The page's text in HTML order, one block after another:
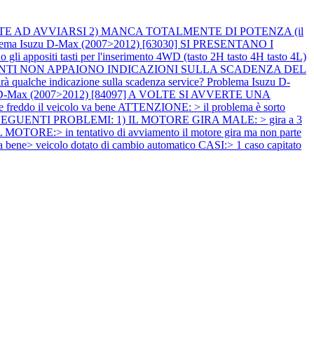
AD AVVIARSI 2) MANCA TOTALMENTE DI POTENZA (il
Isuzu D-Max (2007>2012) [63030] SI PRESENTANO I
appositi tasti per l'inserimento 4WD (tasto 2H tasto 4H tasto 4L)
NON APPAIONO INDICAZIONI SULLA SCADENZA DEL
qualche indicazione sulla scadenza service? Problema Isuzu D-
Max (2007>2012) [84097] A VOLTE SI AVVERTE UNA
il veicolo va bene ATTENZIONE: > il problema è sorto
PROBLEMI: 1) IL MOTORE GIRA MALE: > gira a 3
in tentativo di avviamento il motore gira ma non parte
veicolo dotato di cambio automatico CASI:> 1 caso capitato